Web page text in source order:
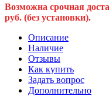
Возможна срочная
руб. (без установки).
Описание
Наличие
Отзывы
Как купить
Задать вопрос
Дополнительно